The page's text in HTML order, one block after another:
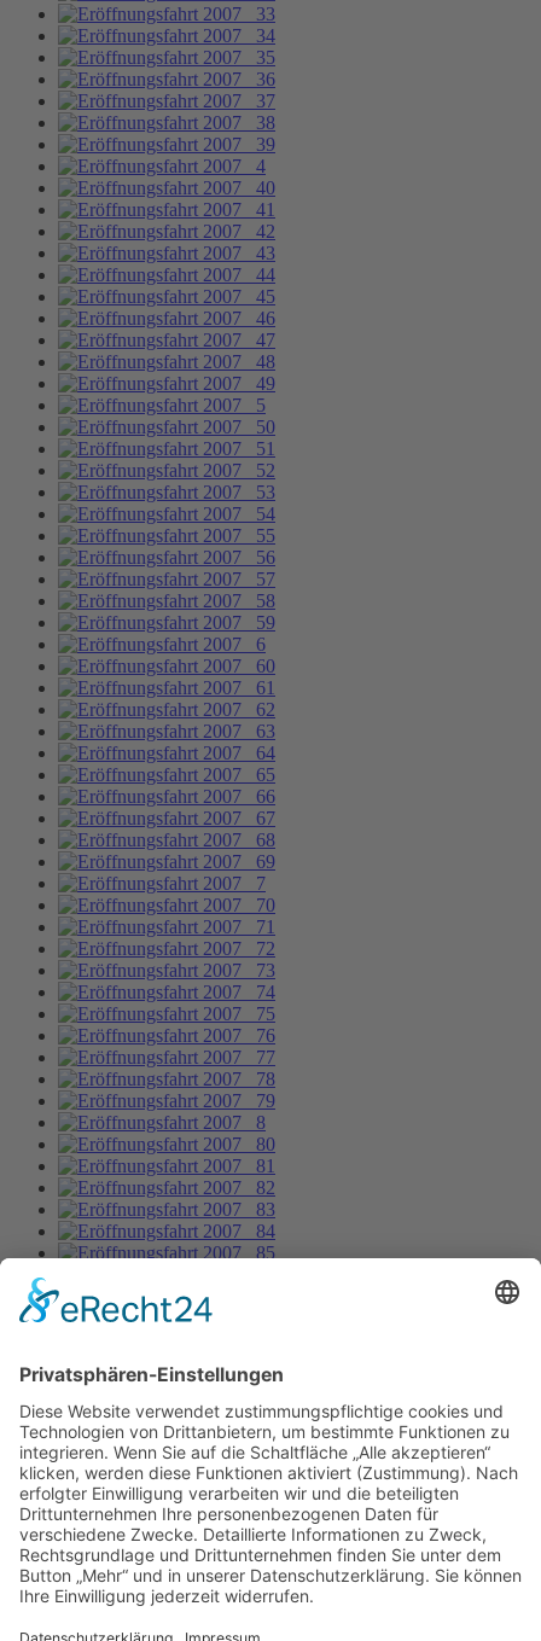
Eröffnungsfahrt 2007 _59
Bild-Informationen
Aktuelle Seite:
Bildergalerie